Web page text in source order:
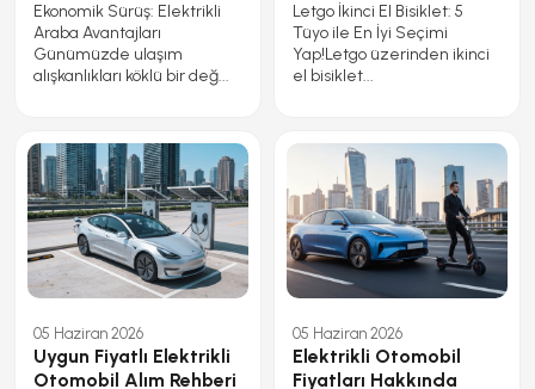
Ekonomik Sürüş: Elektrikli
Araba Avantajları
Günümüzde ulaşım
alışkanlıkları köklü bir değ...
Letgo İkinci El Bisiklet: 5
Tüyo ile En İyi Seçimi
Yap!Letgo üzerinden ikinci
el bisiklet...
05 Haziran 2026
Uygun Fiyatlı Elektrikli
Otomobil Alım Rehberi
05 Haziran 2026
Elektrikli Otomobil
Fiyatları Hakkında